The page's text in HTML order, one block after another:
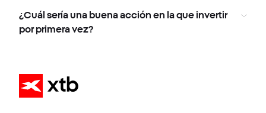
¿Cuál sería una buena acción en la que invertir
por primera vez?